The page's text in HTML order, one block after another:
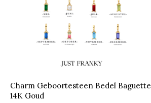
Charm Geboortesteen Bedel Baguette
14K Goud